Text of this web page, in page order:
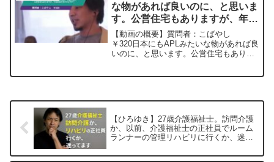
な物があれば良いのに、と思いま
す。公営住宅もありますが、年金
生活の方が中心です！ー ひろゆ
き切り抜き 20230919
【動画の概要】質問者：こばやし
￥320日本にもAPLみたいな物があれば良
いのに、と思います。公営住宅もありま
【ひろゆき】27歳介護福祉士。訪問介護
か、以前、介護福祉士の正社員でルーム
ランナーの管理リハビリに行くか、迷っ